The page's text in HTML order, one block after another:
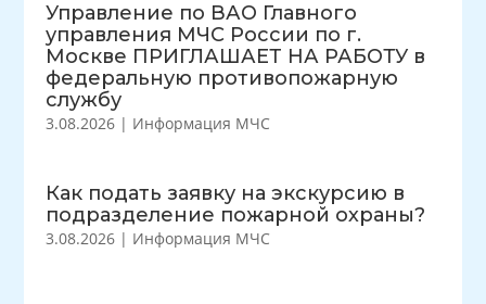
Управление по ВАО Главного
управления МЧС России по г.
Москве ПРИГЛАШАЕТ НА РАБОТУ в
федеральную противопожарную
службу
3.08.2026 | Информация МЧС
Как подать заявку на экскурсию в
подразделение пожарной охраны?
3.08.2026 | Информация МЧС